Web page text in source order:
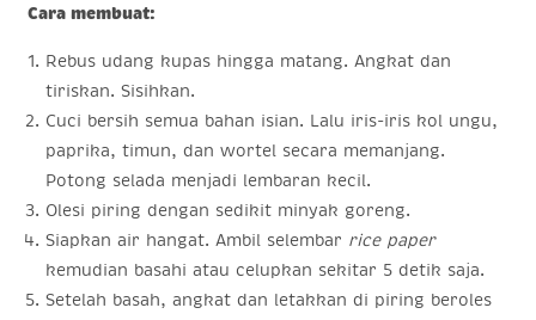
Cara membuat:
Rebus udang kupas hingga matang. Angkat dan
tiriskan. Sisihkan.
Cuci bersih semua bahan isian. Lalu iris-iris kol ungu,
paprika, timun, dan wortel secara memanjang.
Potong selada menjadi lembaran kecil.
Olesi piring dengan sedikit minyak goreng.
Siapkan air hangat. Ambil selembar rice paper
kemudian basahi atau celupkan sekitar 5 detik saja.
Setelah basah, angkat dan letakkan di piring beroles